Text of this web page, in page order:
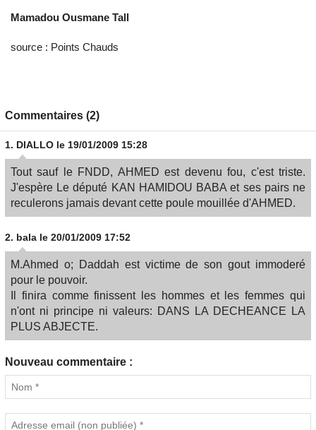
Mamadou Ousmane Tall
source : Points Chauds
Commentaires (2)
1. DIALLO le 19/01/2009 15:28
Tout sauf le FNDD, AHMED est devenu fou, c'est triste.
J'espère Le député KAN HAMIDOU BABA et ses pairs ne
reculerons jamais devant cette poule mouillée d'AHMED.
2. bala le 20/01/2009 17:52
M.Ahmed o; Daddah est victime de son gout immoderé
pour le pouvoir.
Il finira comme finissent les hommes et les femmes qui
n'ont ni principe ni valeurs: DANS LA DECHEANCE LA
PLUS ABJECTE.
Nouveau commentaire :